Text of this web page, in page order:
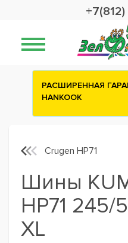
ГАРАНТИЯ:
Crugen HP71
Шины
HP71 245/
XL